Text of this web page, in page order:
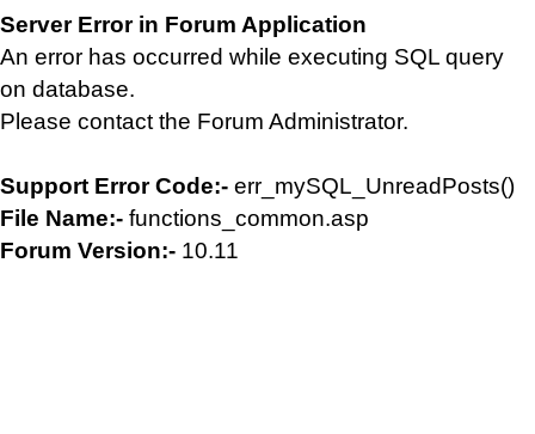
Server Error in Forum Application
An error has occurred while executing SQL query
on database.
Please contact the Forum Administrator.
Support Error Code:- err_mySQL_UnreadPosts()
File Name:- functions_common.asp
Forum Version:- 10.11